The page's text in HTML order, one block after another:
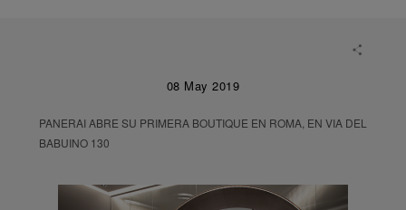
08 May 2019
PANERAI ABRE SU PRIMERA BOUTIQUE EN ROMA, EN VIA DEL
BABUINO 130